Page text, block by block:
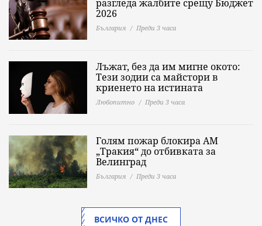
разгледа жалбите срещу Бюджет
2026
България Преди 3 часа
Лъжат, без да им мигне окото:
Тези зодии са майстори в
криенето на истината
Любопитно Преди 3 часа
Голям пожар блокира АМ
„Тракия“ до отбивката за
Велинград
България Преди 3 часа
ВСИЧКО ОТ ДНЕС